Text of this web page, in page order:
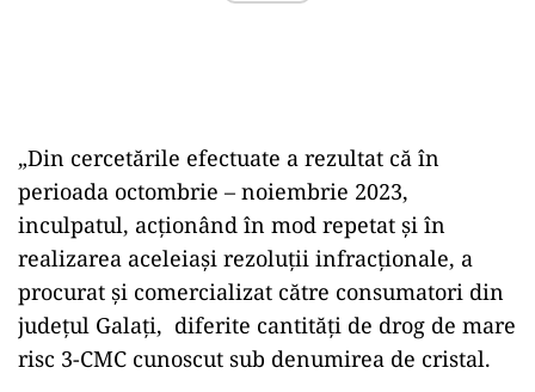
„Din cercetările efectuate a rezultat că în
perioada octombrie – noiembrie 2023,
inculpatul, acţionând în mod repetat şi în
realizarea aceleiaşi rezoluţii infracţionale, a
procurat şi comercializat către consumatori din
județul Galați, diferite cantități de drog de mare
risc 3-CMC cunoscut sub denumirea de cristal.